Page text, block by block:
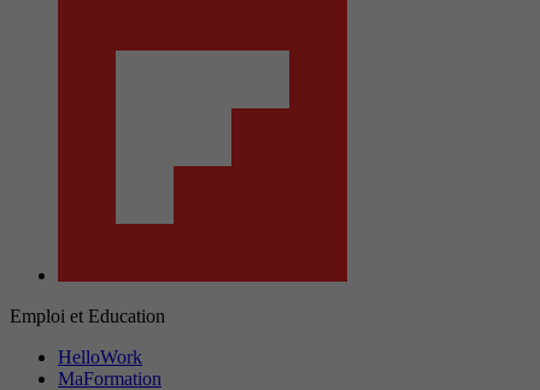
Emploi et Education
HelloWork
MaFormation